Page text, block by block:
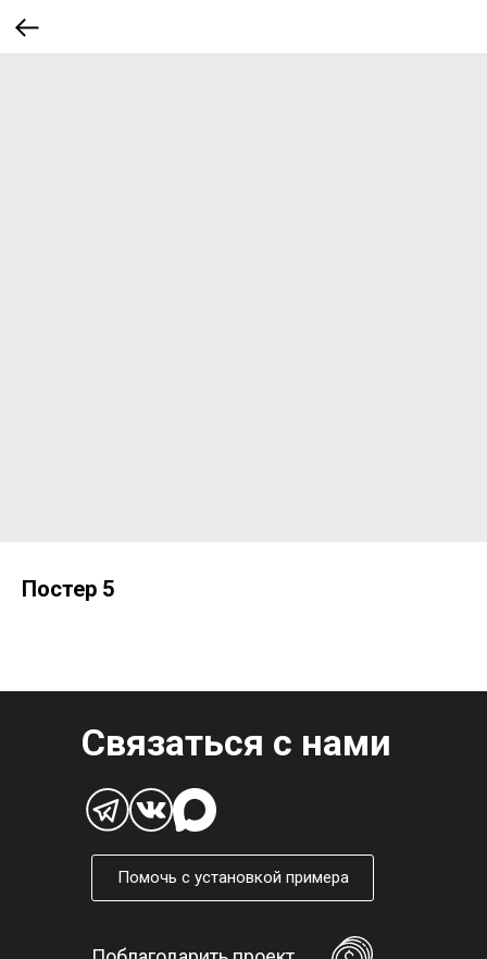
Постер 5
Связаться с нами
Помочь с установкой примера